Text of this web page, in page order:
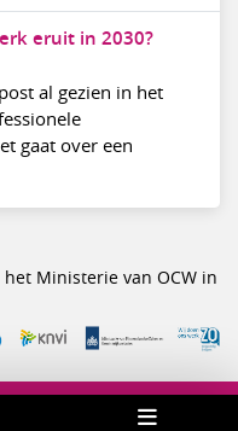
eruit in 2030?
al gezien in het
gaat over een
Ministerie van OCW in